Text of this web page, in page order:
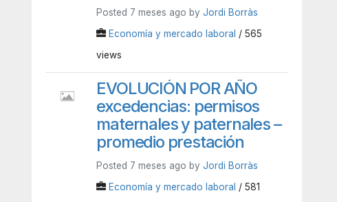
Posted 7 meses ago byJordi Borràs
Economía y mercado laboral / 565
views
EVOLUCIÓN POR AÑO
excedencias: permisos
maternales y paternales –
promedio prestación
Posted 7 meses ago byJordi Borràs
Economía y mercado laboral / 581